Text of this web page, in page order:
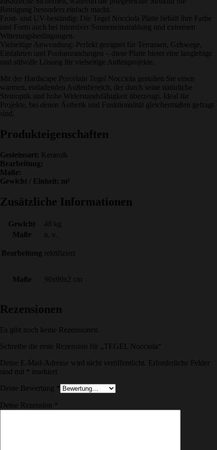
Reinigung besonders einfach macht.
Frost- und UV-beständig: Die Tegel Nocciola Platte behält ihre Farbe
und Form auch bei intensiver Sonneneinstrahlung und extremen
Witterungsbedingungen.
Vielseitige Anwendung: Perfekt geeignet für Terrassen, Gehwege,
Einfahrten und Poolumrandungen – diese Platte bietet eine langlebige
und stilvolle Lösung für vielseitige Außenprojekte.
Mit der Hardscape Porcelain Tegel Nocciola gestalten Sie einen
warmen, einladenden Außenbereich, der durch seine natürliche
Steinoptik und hohe Widerstandsfähigkeit überzeugt. Ideal für
Projekte, bei denen Ästhetik und Funktionalität gleichermaßen gefragt
sind.
Produkteigenschaften
Gesteinsart: Keramik
Bearbeitung:
Maße:
Gewicht / Einheit: m²
Zusätzliche Informationen
Gewicht
48 kg
Maße
n. v.
Bearbeitung rektifiziert
Maße 90x90x2 cm
Rezensionen
Es gibt noch keine Rezensionen.
Schreibe die erste Rezension für „TEGEL Nocciola“
Deine E-Mail-Adresse wird nicht veröffentlicht.
Erforderliche Felder
sind mit
markiert
Deine Bewertung
Deine Rezension